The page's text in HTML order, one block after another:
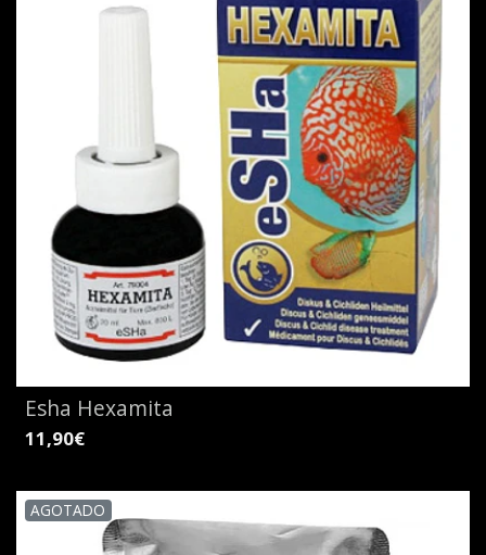
Esha Hexamita
11,90€
AGOTADO